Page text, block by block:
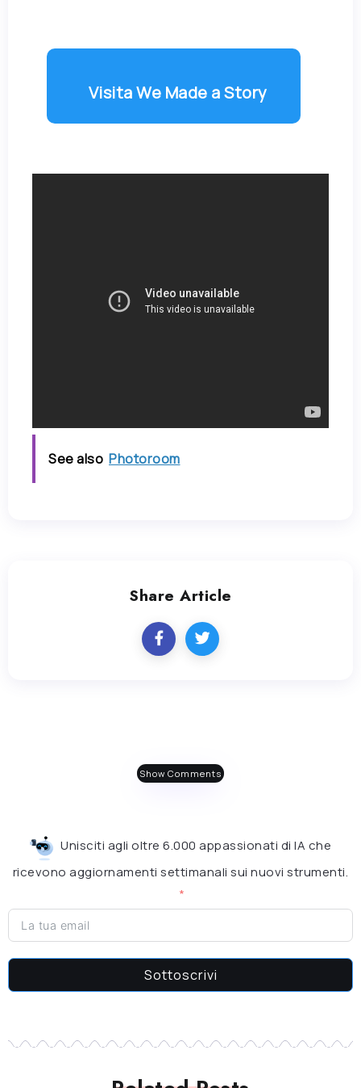
Visita We Made a Story
See also Photoroom
Share Article
Show Comments
Unisciti agli oltre 6.000 appassionati di IA che
ricevono aggiornamenti settimanali sui nuovi strumenti.
Sottoscrivi